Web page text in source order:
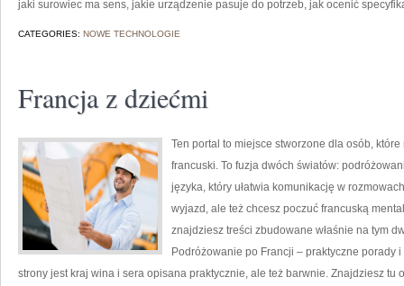
jaki surowiec ma sens, jakie urządzenie pasuje do potrzeb, jak ocenić
CATEGORIES: NOWE TECHNOLOGIE
Francja z dziećmi
Ten portal to miejsce stworzone dla osób,
francuski. To fuzja dwóch światów:
języka, który ułatwia komunikację w
wyjazd, ale też chcesz poczuć francuską
znajdziesz treści zbudowane właśnie na tym
Podróżowanie po Francji – praktyczne porady
strony jest kraj wina i sera opisana praktycznie, ale też barwnie. Znajdziesz tu